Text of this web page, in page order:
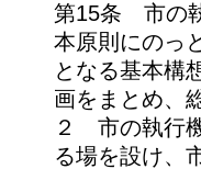
第15条 市の
本原則にのっ
となる基本構
画をまとめ、
２ 市の執行
る場を設け、